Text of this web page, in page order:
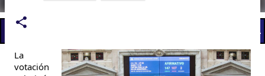
📢 LO ÚLTIMO
La
votación